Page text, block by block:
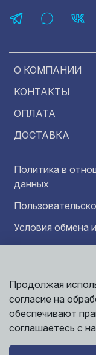
О КОМПАНИИ
КОНТАКТЫ
ОПЛАТА
ДОСТАВКА
Политика в
данных
Условия обмена
©
Продолжая
согласие на
обеспечивают
соглашаетесь с